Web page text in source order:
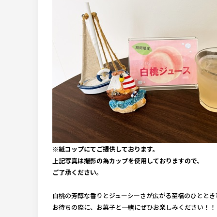
※紙コップにてご提供しております。
上記写真は撮影の為カップを使用しておりますので、
ご了承ください。
白桃の芳醇な香りとジューシーさが広がる至福のひとと
お待ちの際に、お菓子と一緒にぜひお楽しみください！！